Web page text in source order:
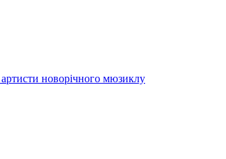
новорічного мюзиклу